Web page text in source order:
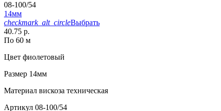
08-100/54
14мм
checkmark_alt_circleВыбрать
40.75 р.
По 60 м
Цвет фиолетовый
Размер 14мм
Материал вискоза техническая
Артикул 08-100/54